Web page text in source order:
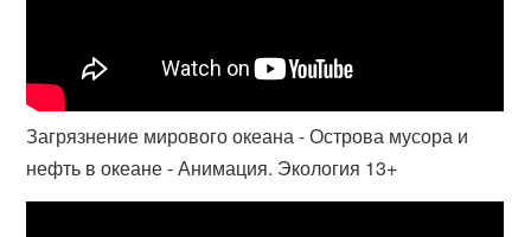
Загрязнение мирового океана - Острова мусора и
нефть в океане - Анимация. Экология 13+